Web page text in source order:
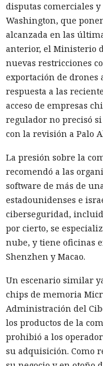
disputas comerciales
Washington, que
alcanzada en las
anterior, el Ministerio
nuevas restricciones
exportación de drones
respuesta a las
acceso de empresas
regulador no precisó si
con la revisión a Palo
La presión sobre la
recomendó a las
software de más de
estadounidenses e
ciberseguridad,
por cierto, se
nube, y tiene oficinas
Shenzhen y Macao.
Un escenario similar
chips de memoria
Administración del
los productos de la
prohibió a los
su adquisición. Como